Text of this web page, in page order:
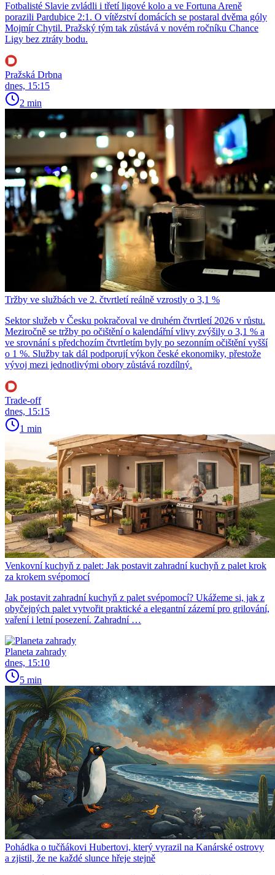
Fotbalisté Slavie zvládli i třetí ligové kolo a ve Fortuna Areně
porazili Pardubice 2:1. O vítězství domácích se postaral dvěma góly
Mojmír Chytil. Pražský tým tak zůstává v novém ročníku Chance
Ligy bez ztráty bodu.
Pražská Drbna
dnes, 15:15
2 min
Tržby ve službách ve 2. čtvrtletí reálně vzrostly o 3,1 %
Sektor služeb v Česku pokračoval ve druhém čtvrtletí 2026 v růstu.
Meziročně se tržby po očištění o kalendářní vlivy zvýšily o 3,1 % a
ve srovnání s předchozím čtvrtletím byly po sezonním očištění vyšší
o 1 %. Služby tak dál podporují výkon české ekonomiky, přestože
vývoj mezi jednotlivými obory zůstává rozdílný.
Trade-off
dnes, 15:15
1 min
Venkovní kuchyň z palet: Jak postavit zahradní kuchyň z palet krok
za krokem svépomocí
Jak postavit zahradní kuchyň z palet svépomocí? Ukážeme si, jak z
obyčejných palet vytvořit praktické a elegantní zázemí pro grilování,
vaření i letní posezení. Zahradní …
Planeta zahrady
dnes, 15:10
5 min
Pohádka o tučňákovi Hubertovi, který vyrazil na Kanárské ostrovy
a zjistil, že ne každé slunce hřeje stejně